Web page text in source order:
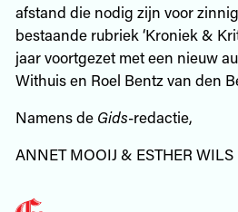
afstand die nodig zijn voor
bestaande rubriek ‘Kroniek &
jaar voortgezet met een nieuw
Withuis en Roel Bentz van den
Namens de Gids-redactie,
ANNET MOOIJ & ESTHER WILS